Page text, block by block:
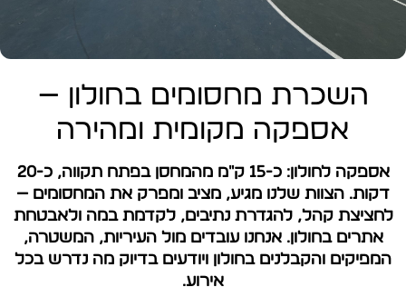
השכרת מחסומים בחולון —
אספקה מקומית ומהירה
אספקה לחולון: כ-15 ק"מ מהמחסן בפתח תקווה, כ-20
דקות. הצוות שלנו מגיע, מציב ומפרק את המחסומים —
לחציצת קהל, להגדרת נתיבים, לקדמת במה ולאבטחת
אתרים בחולון. אנחנו עובדים מול העיריות, המשטרה,
המפיקים והקבלנים בחולון ויודעים בדיוק מה נדרש בכל
אירוע.